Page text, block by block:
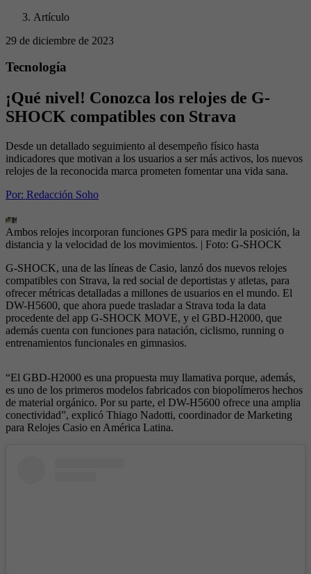
Artículo
29 de diciembre de 2023
Tecnología
¡Qué nivel! Conozca los relojes de G-
SHOCK compatibles con Strava
Desde un detallado seguimiento al desempeño físico hasta
indicadores que motivan a los usuarios a ser más activos, los nuevos
relojes de la reconocida marca prometen fomentar una vida sana.
Por: Redacción Soho
Ambos relojes incorporan funciones GPS para medir la posición, la
distancia y la velocidad de los movimientos. | Foto: G-SHOCK
G-SHOCK, una de las líneas de Casio, lanzó dos nuevos relojes
compatibles con Strava, la red social de deportistas y atletas, para
ofrecer métricas detalladas a millones de usuarios en el mundo. El
DW-H5600, que ahora puede trasladar a Strava toda la data
procedente del app G-SHOCK MOVE, y el GBD-H2000, que
además cuenta con funciones para natación, ciclismo, running o
entrenamientos funcionales en gimnasios.
“El GBD-H2000 es una propuesta muy llamativa porque, además,
es uno de los primeros modelos fabricados con biopolímeros hechos
de material orgánico. Por su parte, el DW-H5600 ofrece una amplia
conectividad”, explicó Thiago Nadotti, coordinador de Marketing
para Relojes Casio en América Latina.